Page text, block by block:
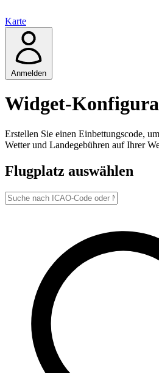
Karte
Anmelden
Widget-
Erstellen Sie einen Einbettungscode,
Wetter und Landegebühren auf Ihrer
Flugplatz auswählen